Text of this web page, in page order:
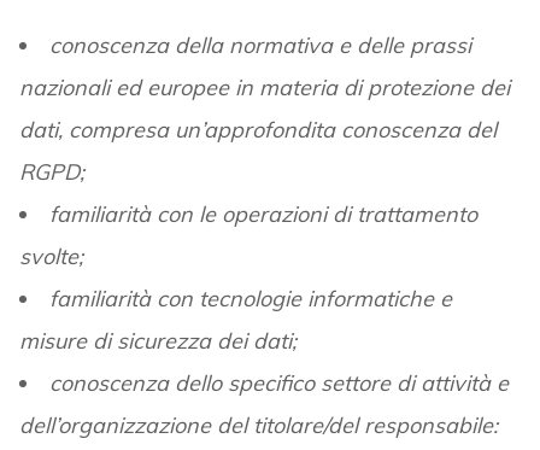
conoscenza della normativa e delle prassi
nazionali ed europee in materia di protezione dei
dati, compresa un’approfondita conoscenza del
RGPD;
familiarità con le operazioni di trattamento
svolte;
familiarità con tecnologie informatiche e
misure di sicurezza dei dati;
conoscenza dello specifico settore di attività e
dell’organizzazione del titolare/del responsabile: